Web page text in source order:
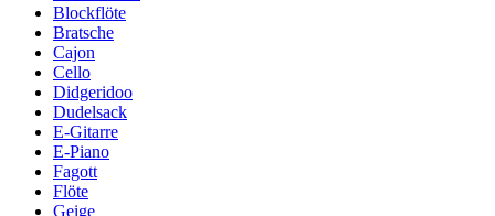
Blockflöte
Bratsche
Cajon
Cello
Didgeridoo
Dudelsack
E-Gitarre
E-Piano
Fagott
Flöte
Geige